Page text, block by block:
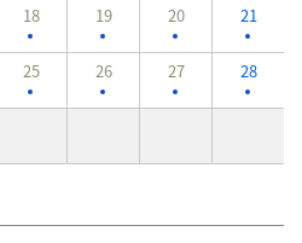
18 19 20 21
25 26 27 28